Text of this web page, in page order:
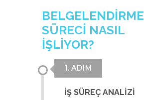
BELGELENDİRME
SÜRECİ NASIL
İŞLİYOR?
1. ADIM
İŞ SÜREÇ ANALİZİ